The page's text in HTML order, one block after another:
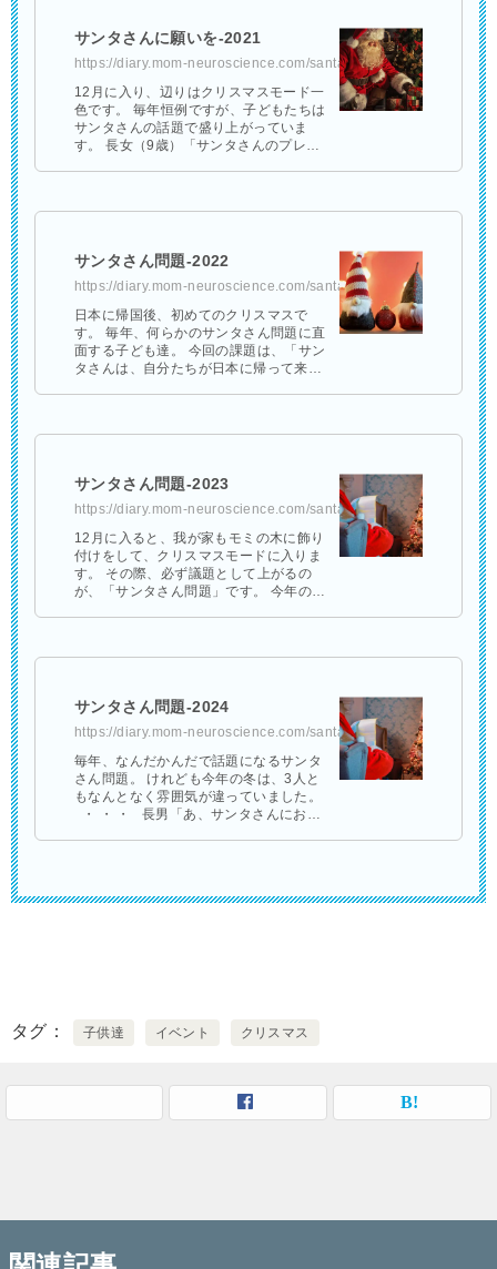
サンタさんに願いを-2021
https://diary.mom-neuroscience.com/santa-clause-2021/
12月に入り、辺りはクリスマスモード一
色です。 毎年恒例ですが、子どもたちは
サンタさんの話題で盛り上がっていま
す。 長女（9歳）「サンタさんのプレゼ
サンタさん問題-2022
https://diary.mom-neuroscience.com/santaclause-2022/
日本に帰国後、初めてのクリスマスで
す。 毎年、何らかのサンタさん問題に直
面する子ども達。 今回の課題は、「サン
タさんは、自分たちが日本に帰って来た
サンタさん問題-2023
https://diary.mom-neuroscience.com/santaclause-2023/
12月に入ると、我が家もモミの木に飾り
付けをして、クリスマスモードに入りま
す。 その際、必ず議題として上がるの
が、「サンタさん問題」です。 今年の場
サンタさん問題-2024
https://diary.mom-neuroscience.com/santaclause-2024/
毎年、なんだかんだで話題になるサンタ
さん問題。 けれども今年の冬は、3人と
もなんとなく雰囲気が違っていました。
・ ・ ・ 長男「あ、サンタさんにお手
タグ 子供達 イベント クリスマス